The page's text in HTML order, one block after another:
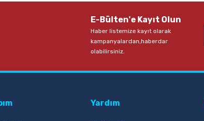
E-Bülten'e Kayıt Olun
Haber listemize kayıt olarak
kampanyalardan,haberdar
olabilirsiniz.
Yardım